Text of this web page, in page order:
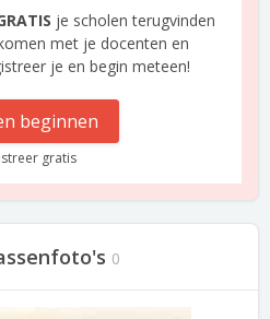
je scholen terugvinden
met je docenten en
je en begin meteen!
beginnen
gratis
0